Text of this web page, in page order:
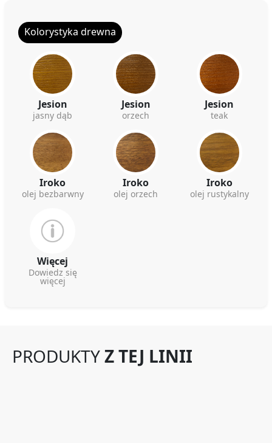
Kolorystyka drewna
Jesion
jasny dąb
Jesion
orzech
Jesion
teak
Iroko
olej bezbarwny
Iroko
olej orzech
Iroko
olej rustykalny
Więcej
Dowiedz się
więcej
PRODUKTYZ TEJ LINII